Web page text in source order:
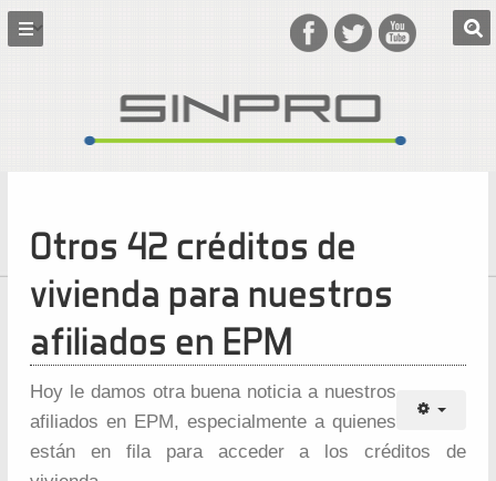
Otros 42 créditos de
vivienda para nuestros
afiliados en EPM
Hoy le damos otra buena noticia a nuestros
afiliados en EPM, especialmente a quienes
están en fila para acceder a los créditos de